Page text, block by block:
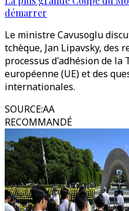
démarrer
Le ministre Cavusoglu
tchèque, Jan Lipavsky, des
processus d'adhésion de la
européenne (UE) et des
internationales.
SOURCE:AA
RECOMMANDÉ